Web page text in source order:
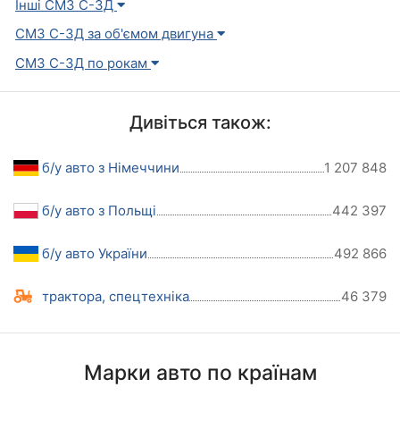
Інші СМЗ С-3Д
СМЗ С-3Д за об'ємом двигуна
СМЗ С-3Д по рокам
Дивіться також:
б/у авто з Німеччини 1 207 848
б/у авто з Польщі 442 397
б/у авто України 492 866
трактора, спецтехніка 46 379
Марки авто по країнам